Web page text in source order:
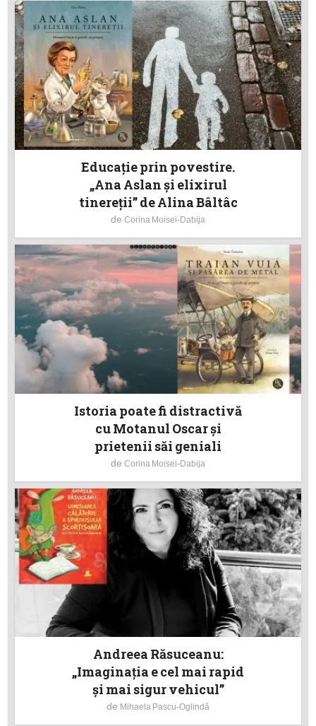
Educație prin povestire.
„Ana Aslan și elixirul
tinereții” de Alina Bâltâc
de Corina Moisei-Dabija
Istoria poate fi distractivă
cu Motanul Oscar și
prietenii săi geniali
de Corina Moisei-Dabija
Andreea Răsuceanu:
„Imaginația e cel mai rapid
și mai sigur vehicul”
de Mihaela Pascu-Oglindă